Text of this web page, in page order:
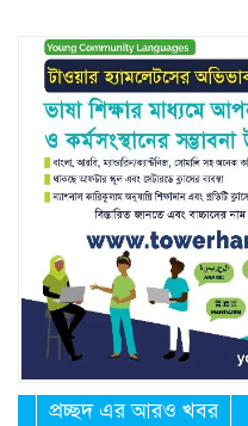
প্রচ্ছদ এর আরও খবর